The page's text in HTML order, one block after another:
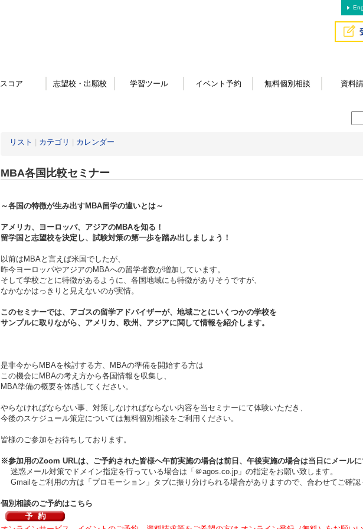
スコア 志望校・出願校 学習ツール イベント予約 無料個別相談 資料
リスト カテゴリ カレンダー
MBA各国比較セミナー
～各国の特徴が生み出すMBA留学の違いとは～
アメリカ、ヨーロッパ、アジアのMBAを知る！
留学国と志望校を決定し、試験対策の第一歩を踏み出しましょう！
以前はMBAと言えば米国でしたが、
昨今ヨーロッパやアジアのMBAへの留学者数が増加しています。
そして学校ごとに特徴があるように、各国地域にも特徴がありそうですが、
なかなかはっきりと見えないのが実情。
このセミナーでは、アゴスの留学アドバイザーが、地域ごとにいくつかの学校を
サンプルに取りながら、アメリカ、欧州、アジアに関して情報を紹介します。
是非今からMBAを検討する方、MBAの準備を開始する方は
この機会にMBAの考え方から各国情報を収集し、
MBA準備の概要を体感してください。
やらなければならない事、対策しなければならない内容を当セミナーにて体験いただき、
今後のスケジュール策定については無料個別相談をご利用ください。
皆様のご参加をお待ちしております。
※参加用のZoom URLは、ご予約された皆様へ午前実施の場合は前日、午後実施の場合は当日 にメールに
迷惑メール対策でドメイン指定を行っている場合は「＠agos.co.jp」の指定をお願い致します。
Gmailをご利用の方は「プロモーション」タブに振り分けられる場合がありますので、合わせてご確認
個別相談のご予約はこちら